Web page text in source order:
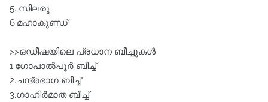
5. സിലരു
6.മഹാകുണ്ഡ്‌
>>ഒഡീഷയിലെ പ്രധാന ബീച്ചുകൾ
1.ഗോപാൽപൂർ ബീച്ച്‌
2.ചന്ദ്രഭാഗ ബീച്ച്‌
3.ഗാഹിർമാത ബീച്ച്‌